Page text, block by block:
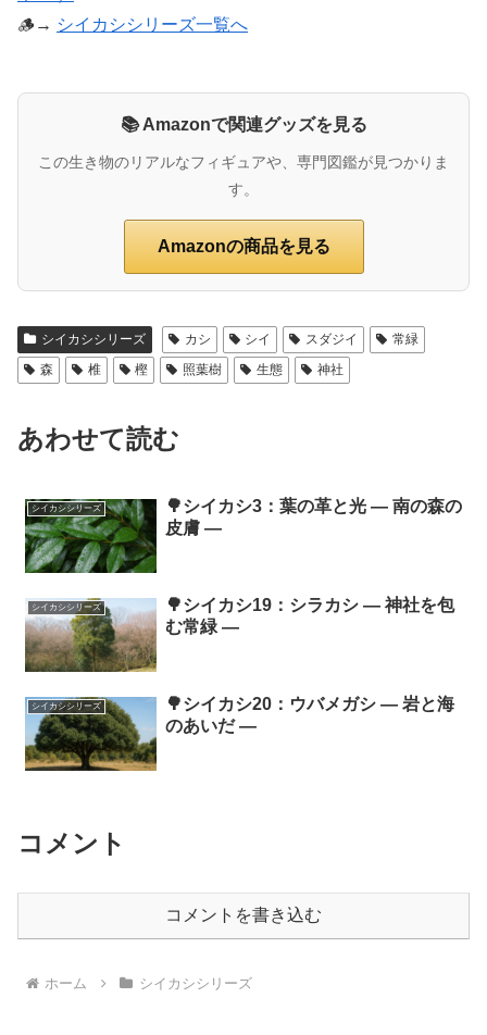
🪵→ シイカシシリーズ一覧へ
📚 Amazonで関連グッズを見る
この生き物のリアルなフィギュアや、専門図鑑が見つかりま
す。
Amazonの商品を見る
シイカシシリーズ カシ シイ スダジイ
常緑
森
椎 樫 照葉樹 生態 神社
あわせて読む
シイカシシリーズ
🌳シイカシ3：葉の革と光 ― 南の森の
皮膚 ―
シイカシシリーズ
🌳シイカシ19：シラカシ ― 神社を包
む常緑 ―
シイカシシリーズ
🌳シイカシ20：ウバメガシ ― 岩と海
のあいだ ―
コメント
コメントを書き込む
ホーム シイカシシリーズ